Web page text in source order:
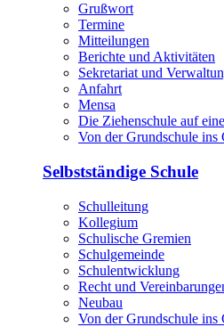
Grußwort
Termine
Mitteilungen
Berichte und Aktivitäten
Sekretariat und
Anfahrt
Mensa
Die Ziehenschule auf
Von der Grundschule ins
Selbstständige Schule
Schulleitung
Kollegium
Schulische Gremien
Schulgemeinde
Schulentwicklung
Recht und
Neubau
Von der Grundschule ins